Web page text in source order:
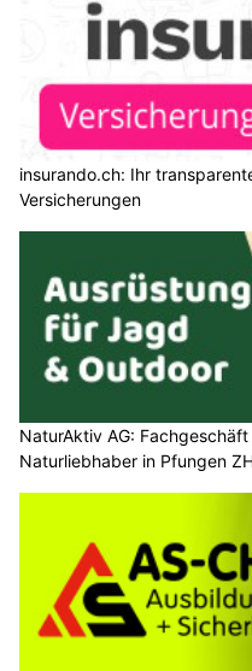
insurando.ch: Ihr
Versicherungen
NaturAktiv AG:
Naturliebhaber in Pfungen